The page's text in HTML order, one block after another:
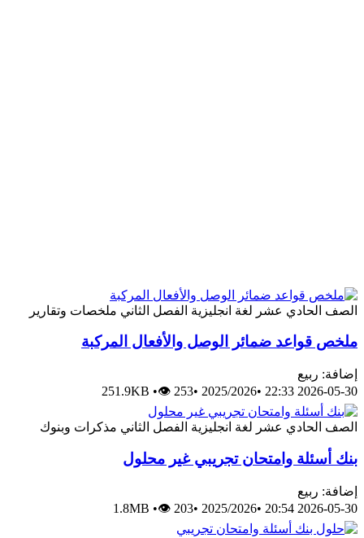
الصف الحادي عشر لغة انجليزية الفصل الثاني ملخصات وتقارير
ملخص قواعد ضمائر الوصل والأفعال المركبة
إضافة: ربيع
2026-05-30 22:33
•
2025/2026
•
251.9KB •👁 253
الصف الحادي عشر لغة انجليزية الفصل الثاني مذكرات وبنوك
بنك أسئلة وامتحان تجريبي غير محلول
إضافة: ربيع
2026-05-30 20:54
•
2025/2026
•
1.8MB •👁 203